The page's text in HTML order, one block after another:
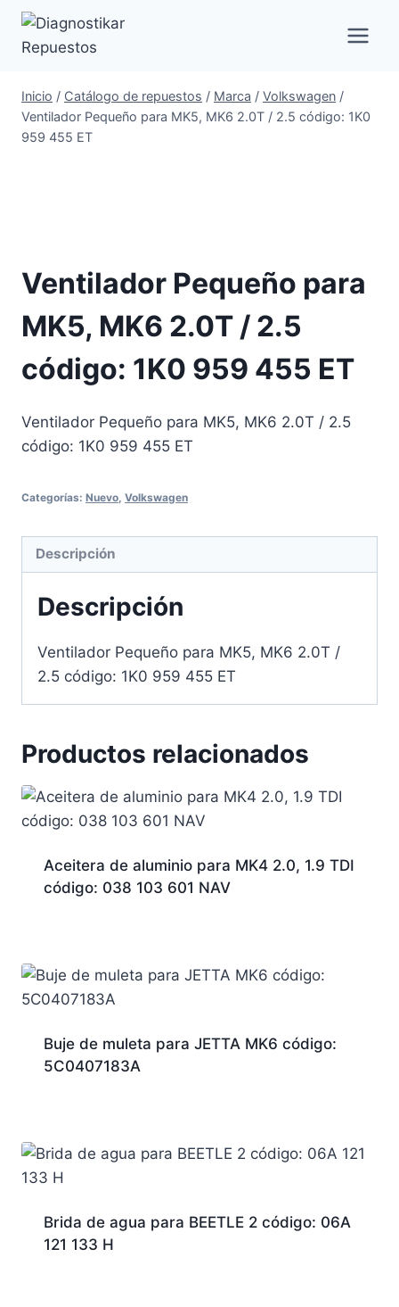
Saltar
contenido
Inicio / Catálogo de repuestos / Marca / Volkswagen /
Ventilador Pequeño para MK5, MK6 2.0T / 2.5 código: 1K0
959 455 ET
Ventilador Pequeño para
MK5, MK6 2.0T / 2.5
código: 1K0 959 455 ET
Ventilador Pequeño para MK5, MK6 2.0T / 2.5
código: 1K0 959 455 ET
Categorías: Nuevo Volkswagen
Descripción
Descripción
Ventilador Pequeño para MK5, MK6 2.0T /
2.5 código: 1K0 959 455 ET
Productos relacionados
Aceitera de aluminio para MK4 2.0, 1.9 TDI
código: 038 103 601 NAV
Buje de muleta para JETTA MK6 código:
5C0407183A
Brida de agua para BEETLE 2 código: 06A
121 133 H